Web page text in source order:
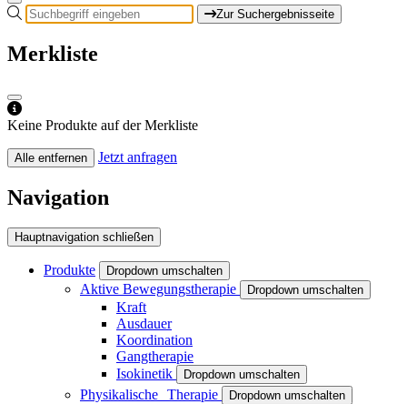
Zur Suchergebnisseite
Merkliste
Keine Produkte auf der Merkliste
Alle entfernen Jetzt anfragen
Navigation
Hauptnavigation schließen
Produkte Dropdown umschalten
Aktive Bewegungstherapie Dropdown umschalten
Kraft
Ausdauer
Koordination
Gangtherapie
Isokinetik
Dropdown umschalten
Physikalische Therapie Dropdown umschalten